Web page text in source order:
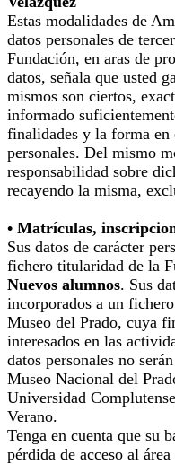
Estas modalidades de
datos personales de
Fundación, en aras de
datos, señala que usted
mismos son ciertos,
informado
finalidades y la forma en
personales. Del mismo
responsabilidad sobre
recayendo la misma,
• Matrículas,
Sus datos de carácter
fichero titularidad de la
Nuevos alumnos. Sus
incorporados a un
Museo del Prado, cuya
interesados en las
datos personales no
Museo Nacional del
Universidad
Verano.
Tenga en cuenta que su
pérdida de acceso al